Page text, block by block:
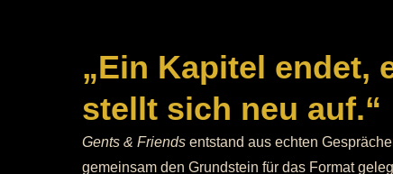
„Ein Kapitel endet,
stellt sich neu auf.“
Gents & Friendsentstand aus echten
gemeinsam den Grundstein für das Format